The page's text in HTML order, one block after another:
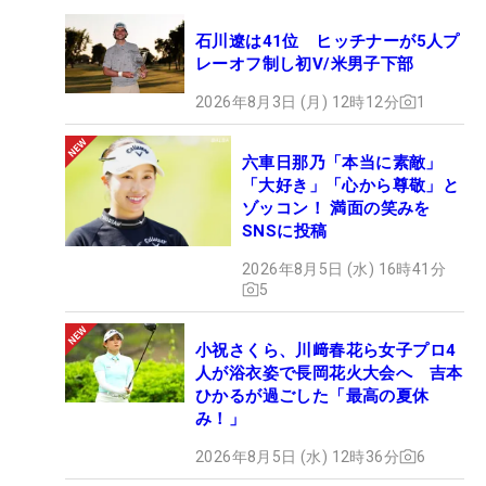
石川遼は41位 ヒッチナーが5人プ
レーオフ制し初V/米男子下部
2026年8月3日 (月) 12時12分 1
六車日那乃「本当に素敵」
「大好き」「心から尊敬」と
ゾッコン！ 満面の笑みを
SNSに投稿
2026年8月5日 (水) 16時41分
5
小祝さくら、川﨑春花ら女子プロ4
人が浴衣姿で長岡花火大会へ 吉本
ひかるが過ごした「最高の夏休
み！」
2026年8月5日 (水) 12時36分 6